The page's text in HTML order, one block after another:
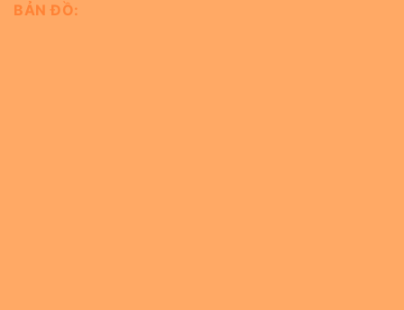
BẢN ĐỒ: